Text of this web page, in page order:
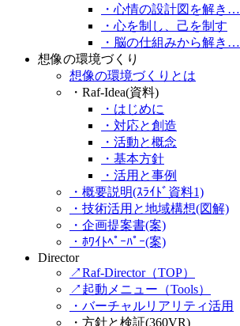
・心情の設計図を解き…
・心を制し、己を制す
・脳の仕組みから解き…
想像の環境づくり
想像の環境づくりとは
・Raf-Idea(資料)
・はじめに
・対応と創造
・活動と概念
・基本方針
・活用と事例
・概要説明(ｽﾗｲﾄﾞ資料1)
・技術活用と地域構想(図解)
・企画提案書(案)
・ﾎﾜｲﾄﾍﾟｰﾊﾟｰ(案)
Director
↗Raf-Director（TOP）
↗起動メニュー（Tools）
・バーチャルリアリティ活用
・方針と検証(360VR)